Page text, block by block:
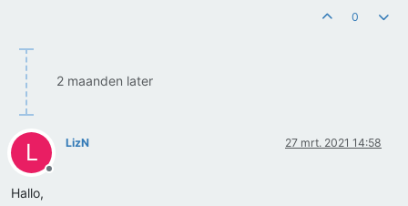
0
2 maanden later
L
Offline
LizN 27 mrt. 2021 14:58
Hallo,